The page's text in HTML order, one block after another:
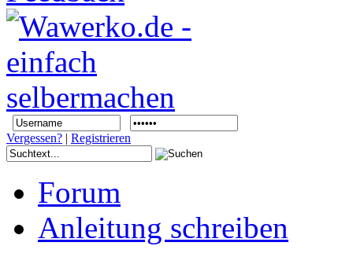
Vergessen? | Registrieren
Forum
Anleitung schreiben